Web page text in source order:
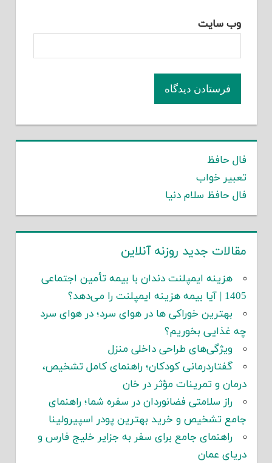
وب‌ سایت
فال حافظ
تعبیر خواب
فال حافظ سلام دنیا
مقالات جدید روزنه آنلاین
هزینه ایمپلنت دندان با بیمه تأمین اجتماعی
1405 | آیا بیمه هزینه ایمپلنت را می‌دهد؟
بهترین خوراکی ها در هوای سرد؛ در هوای سرد
چه غذایی بخوریم؟
ویژگی‌های طراحی داخلی منزل
گفتاردرمانی کودکان؛ راهنمای کامل تشخیص،
درمان و تمرینات مؤثر در خان
راز سلامتی فضانوردان در سفره شما؛ راهنمای
جامع تشخیص و خرید بهترین پودر اسپیرولینا
راهنمای جامع برای سفر به جزایر خلیج فارس و
دریای عمان